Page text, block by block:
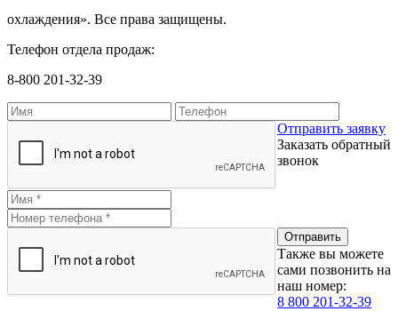
охлаждения». Все права защищены.
Телефон отдела продаж:
8-800 201-32-39
Отправить заявку
Заказать обратный
звонок
Также вы можете
сами позвонить на
наш номер:
8 800 201-32-39